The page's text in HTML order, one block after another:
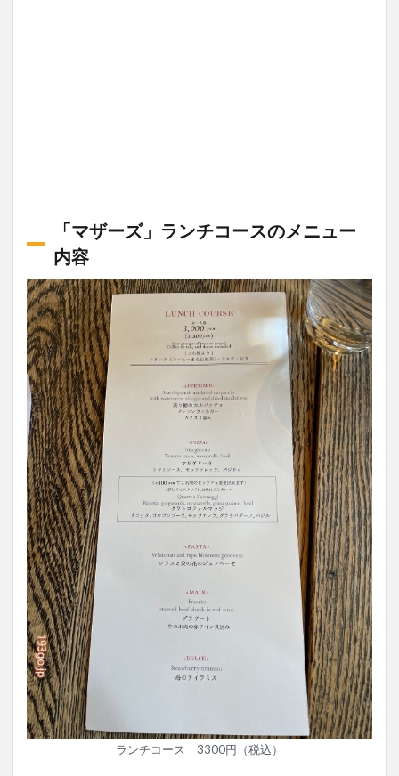
「マザーズ」ランチコースのメニュー
内容
ランチコース 3300円（税込）